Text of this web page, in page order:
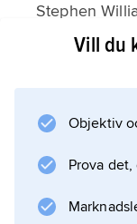
Stephen
Theodosius
Vill du
Objektiv
Prova